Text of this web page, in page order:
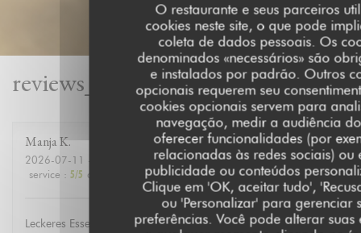
O restaurante e seus parceiros
cookies neste site, o que pode
coleta de dados pessoais. Os
denominados «necessários» são
e instalados por padrão. Outros
opcionais requerem seu
cookies opcionais servem para
navegação, medir a audiência
oferecer funcionalidades (por
relacionadas às redes sociais) ou
publicidade ou conteúdos
Clique em 'OK, aceitar tudo',
ou 'Personalizar' para gerenciar
preferências. Você pode alterar suas
ManjaK
2026-07-11 - 19:00 - guests 10
service : 5/5 ambience 5/5 menu: 5/5 quality_price: 5/5
Leckeres Essen, guter Service, schöne Atmosphäre